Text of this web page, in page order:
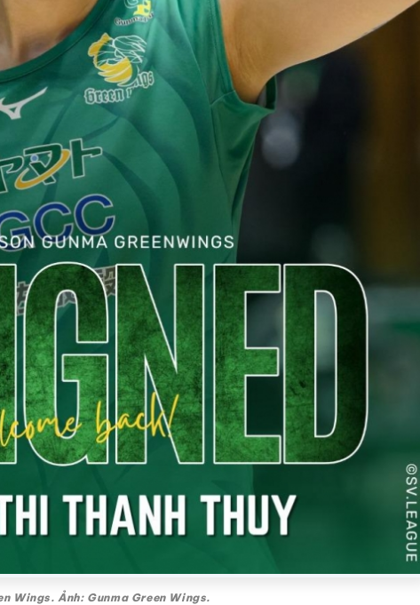
Wings. Ảnh: Gunma Green Wings.